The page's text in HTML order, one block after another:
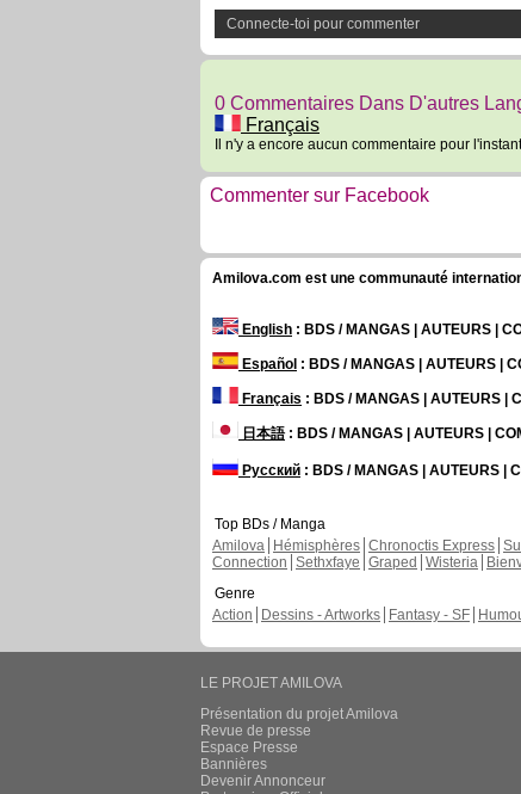
Connecte-toi pour commenter
0 Commentaires Dans D'autres
Français
Il n'y a encore aucun commentaire pour
Commenter sur Facebook
Amilova.com est une communauté
English : BDS / MANGAS | AUTEURS |
Español : BDS / MANGAS | AUTEURS |
Français : BDS / MANGAS | AUTEURS |
日本語: BDS / MANGAS | AUTEURS |
Русский : BDS / MANGAS | AUTEURS |
Top BDs / Manga
Amilova
Hémisphères Chronoctis Express
Connection Sethxfaye Graped Wisteria
Genre
Action
Dessins - Artworks Fantasy - SF
LE PROJET AMILOVA
Présentation du projet Amilova
Revue de presse
Espace Presse
Bannières
Devenir Annonceur